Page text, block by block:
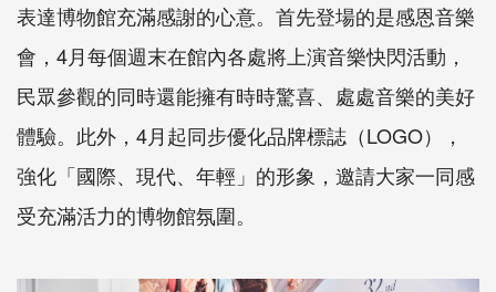
表達博物館充滿感謝的心意。首先登場的是感恩音樂
會，4月每個週末在館內各處將上演音樂快閃活動，
民眾參觀的同時還能擁有時時驚喜、處處音樂的美好
體驗。此外，4月起同步優化品牌標誌（LOGO），
強化「國際、現代、年輕」的形象，邀請大家一同感
受充滿活力的博物館氛圍。